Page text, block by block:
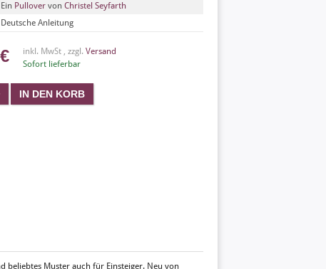
Ein Pullover von Christel Seyfarth
Deutsche Anleitung
€ inkl. MwSt , zzgl. Versand
Sofort lieferbar
beliebtes Muster auch für Einsteiger. Neu von